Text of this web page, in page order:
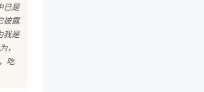
已是
披露
我是
，
吃